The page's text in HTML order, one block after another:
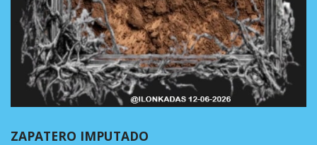
ZAPATERO IMPUTADO